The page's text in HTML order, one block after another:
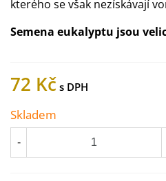
kterého se však nezískávají
Semena eukalyptu jsou
72 Kč
Skladem
-